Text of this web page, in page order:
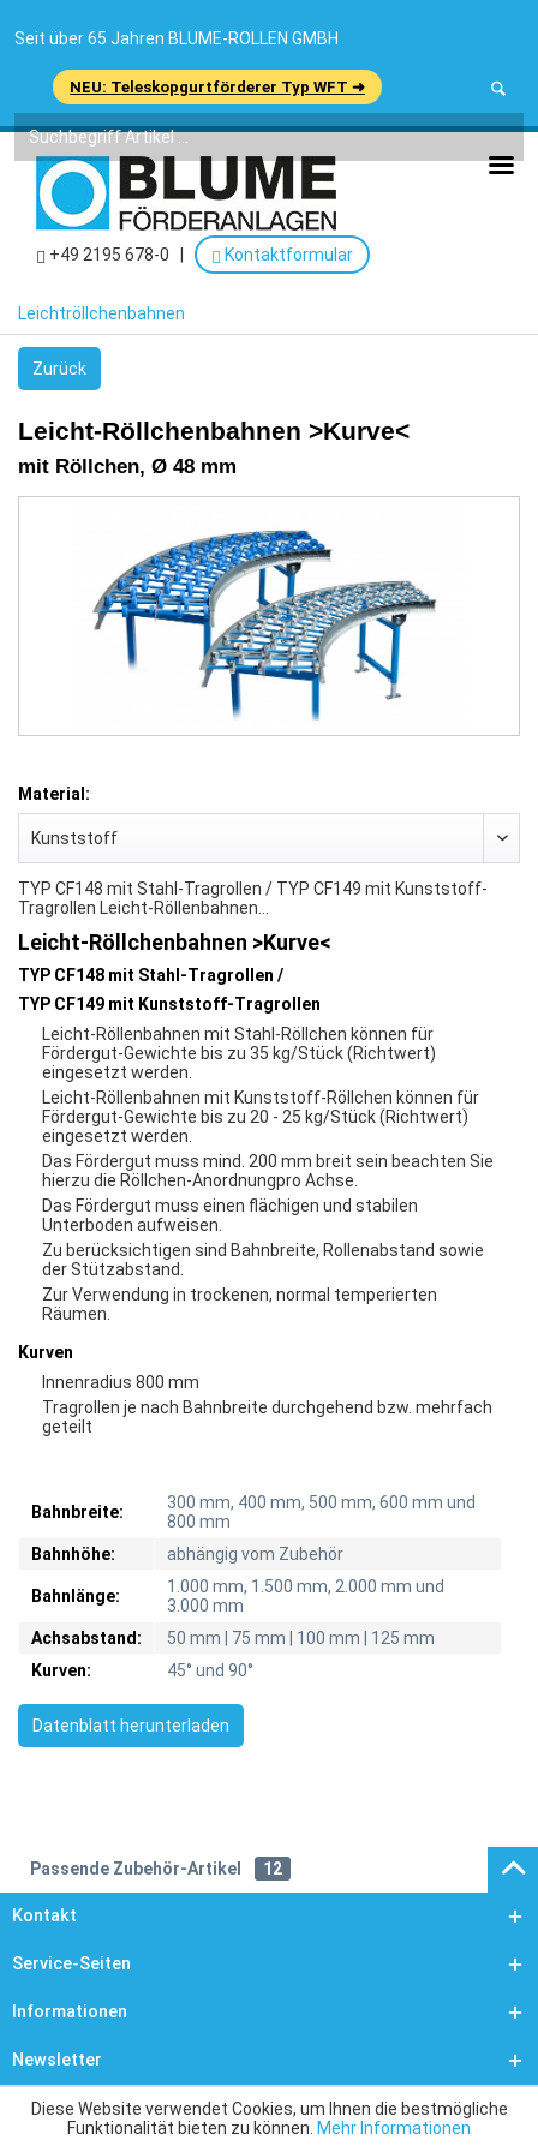
Seit über 65 Jahren BLUME-ROLLEN GMBH
NEU: Teleskopgurtförderer Typ WFT ➜
+49 2195 678-0 Kontaktformular
Leichtröllchenbahnen
Zurück
Leicht-Röllchenbahnen >Kurve<
mit Röllchen, Ø 48 mm
Material:
TYP CF148 mit Stahl-Tragrollen / TYP CF149 mit Kunststoff-
Tragrollen Leicht-Röllenbahnen...
Leicht-Röllchenbahnen >Kurve<
TYP CF148 mit Stahl-Tragrollen /
TYP CF149 mit Kunststoff-Tragrollen
Leicht-Röllenbahnen mit Stahl-Röllchen können für
Fördergut-Gewichte bis zu 35 kg/Stück (Richtwert)
eingesetzt werden.
Leicht-Röllenbahnen mit Kunststoff-Röllchen können für
Fördergut-Gewichte bis zu 20 - 25 kg/Stück (Richtwert)
eingesetzt werden.
Das Fördergut muss mind. 200 mm breit sein beachten Sie
hierzu die Röllchen-Anordnungpro Achse.
Das Fördergut muss einen flächigen und stabilen
Unterboden aufweisen.
Zu berücksichtigen sind Bahnbreite, Rollenabstand sowie
der Stützabstand.
Zur Verwendung in trockenen, normal temperierten
Räumen.
Kurven
Innenradius 800 mm
Tragrollen je nach Bahnbreite durchgehend bzw. mehrfach
geteilt
Bahnbreite:
300 mm, 400 mm, 500 mm, 600 mm und
800 mm
Bahnhöhe:
abhängig vom Zubehör
Bahnlänge:
1.000 mm, 1.500 mm, 2.000 mm und
3.000 mm
Achsabstand:
50 mm | 75 mm | 100 mm | 125 mm
Kurven:
45° und 90°
Datenblatt herunterladen
Passende Zubehör-Artikel 12
Kontakt
Service-Seiten
Informationen
Newsletter
Diese Website verwendet Cookies, um Ihnen die bestmögliche
Funktionalität bieten zu können. Mehr Informationen